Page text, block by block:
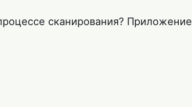
сканирования? Приложение